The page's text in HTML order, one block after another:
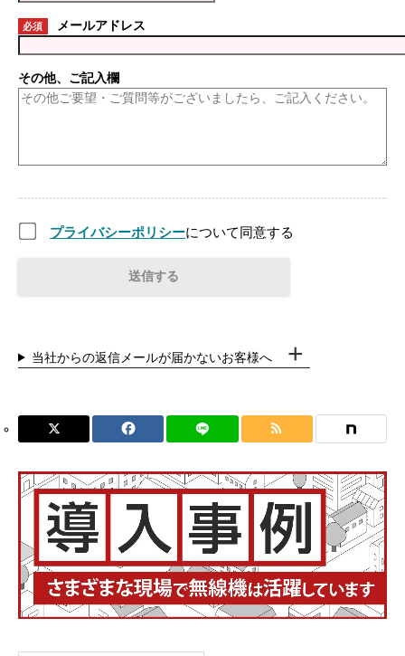
必須 メールアドレス
その他、ご記入欄
プライバシーポリシーについて同意する
当社からの返信メールが届かないお客様へ